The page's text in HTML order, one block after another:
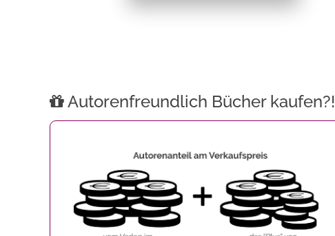
Autorenfreundlich Bücher kaufen?!